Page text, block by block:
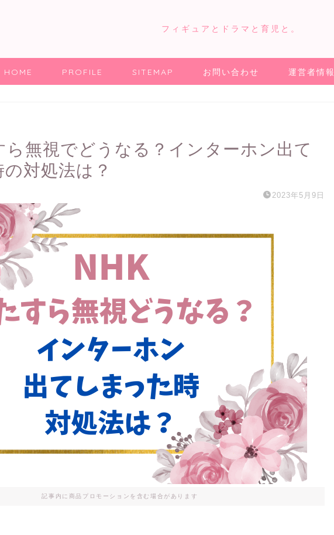
フィギュアとドラマと育児と。
HOME PROFILE SITEMAP お問い合わせ 運営者情報
ら無視でどうなる？インターホン出て
対処法は？
2023年5月9日
記事内に商品プロモーションを含む場合があります